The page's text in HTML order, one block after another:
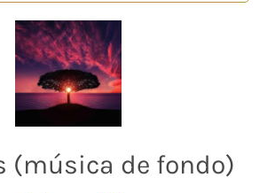
(música de fondo)